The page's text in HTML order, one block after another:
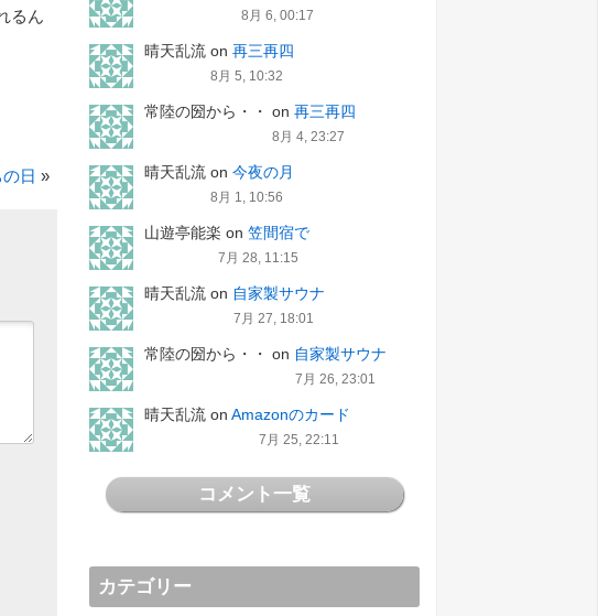
るん
日 »
8月 6, 00:17
晴天乱流 on 再三再四
8月 5, 10:32
常陸の圀から・・ on 再三再四
8月 4, 23:27
晴天乱流 on 今夜の月
8月 1, 10:56
山遊亭能楽 on 笠間宿で
7月 28, 11:15
晴天乱流 on 自家製サウナ
7月 27, 18:01
常陸の圀から・・ on 自家製サウナ
7月 26, 23:01
晴天乱流 on Amazonのカード
7月 25, 22:11
コメント一覧
カテゴリー